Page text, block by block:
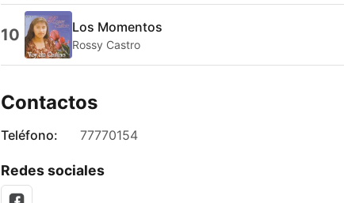
10 Los Momentos
Rossy Castro
Contactos
Teléfono: 77770154
Redes sociales